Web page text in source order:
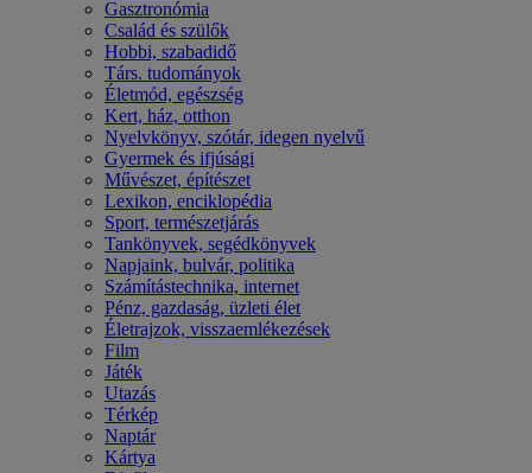
Gasztronómia
Család és szülők
Hobbi, szabadidő
Társ. tudományok
Életmód, egészség
Kert, ház, otthon
Nyelvkönyv, szótár, idegen nyelvű
Gyermek és ifjúsági
Művészet, építészet
Lexikon, enciklopédia
Sport, természetjárás
Tankönyvek, segédkönyvek
Napjaink, bulvár, politika
Számítástechnika, internet
Pénz, gazdaság, üzleti élet
Életrajzok, visszaemlékezések
Film
Játék
Utazás
Térkép
Naptár
Kártya